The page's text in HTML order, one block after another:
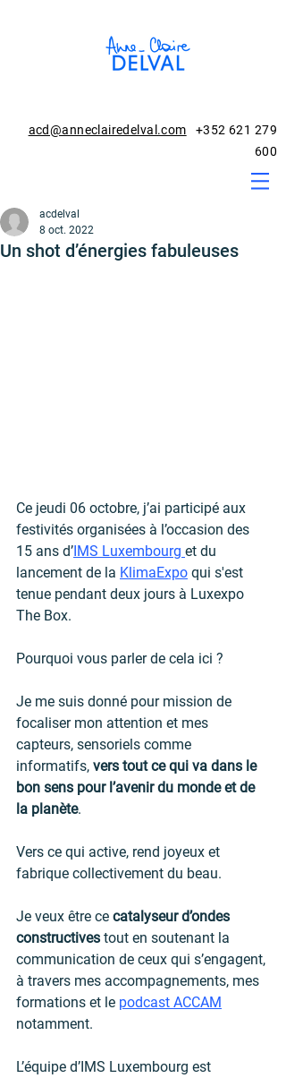
acd@anneclairedelval.com
+352 621 279
600
Un shot d’énergies fabuleuses
acdelval
8 oct. 2022
Ce jeudi 06 octobre, j’ai participé aux
festivités organisées à l’occasion des
15 ans d’IMS Luxembourg et du
lancement de la KlimaExpo qui s'est
tenue pendant deux jours à Luxexpo
The Box.
Pourquoi vous parler de cela ici ?
Je me suis donné pour mission de
focaliser mon attention et mes
capteurs, sensoriels comme
informatifs, vers tout ce qui va dans le
bon sens pour l’avenir du monde et de
la planète.
Vers ce qui active, rend joyeux et
fabrique collectivement du beau.
Je veux être ce catalyseur d’ondes
constructives tout en soutenant la
communication de ceux qui s’engagent,
à travers mes accompagnements, mes
formations et le podcast ACCAM
notamment.
L’équipe d’IMS Luxembourg est